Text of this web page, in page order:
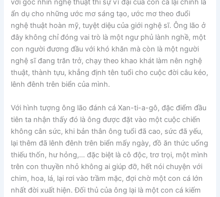
với góc nhìn nghệ thuật thì sự vĩ đại của con cá lại chính là
ẩn dụ cho những ước mơ sáng tạo, ước mơ theo đuổi
nghệ thuật hoàn mỹ, tuyệt diệu của giới nghệ sĩ. Ông lão ở
đây không chỉ đóng vai trò là một ngư phủ lành nghề, một
con người đương đầu với khó khăn mà còn là một người
nghệ sĩ đang trăn trở, chạy theo khao khát làm nên nghệ
thuật, thành tựu, khẳng định tên tuổi cho cuộc đời câu kéo,
lênh đênh trên biển của mình.
Với hình tượng ông lão đánh cá Xan-ti-a-gô, đặc điểm đầu
tiên ta nhận thấy đó là ông được đặt vào một cuộc chiến
không cân sức, khi bản thân ông tuổi đã cao, sức đã yếu,
lại thêm đã lênh đênh trên biển mấy ngày, đồ ăn thức uống
thiếu thốn, hư hỏng,… đặc biệt là cô độc, trơ trọi, một mình
trên con thuyền nhỏ không ai giúp đỡ, hết nói chuyện với
chim, hoa, lá, lại rơi vào trầm mặc, đợi chờ một con cá lớn
nhất đời xuất hiện. Đối thủ của ông lại là một con cá kiếm